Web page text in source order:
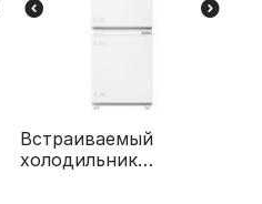
Встраиваемый
холодильник